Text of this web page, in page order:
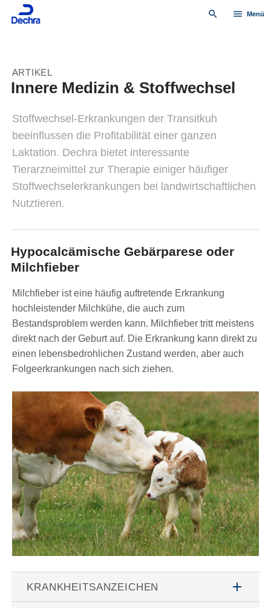
search menu Menü
ARTIKEL
Innere Medizin & Stoffwechsel
Stoffwechsel-Erkrankungen der Transitkuh
beeinflussen die Profitabilität einer ganzen
Laktation. Dechra bietet interessante
Tierarzneimittel zur Therapie einiger häufiger
Stoffwechselerkrankungen bei landwirtschaftlichen
Nutztieren.
Hypocalcämische Gebärparese oder
Milchfieber
Milchfieber ist eine häufig auftretende Erkrankung
hochleistender Milchkühe, die auch zum
Bestandsproblem werden kann. Milchfieber tritt meistens
direkt nach der Geburt auf. Die Erkrankung kann direkt zu
einen lebensbedrohlichen Zustand werden, aber auch
Folgeerkrankungen nach sich ziehen.
KRANKHEITSANZEICHEN add